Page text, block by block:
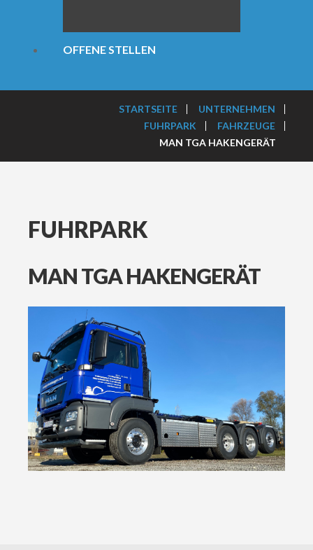
OFFENE STELLEN
STARTSEITE
UNTERNEHMEN
FUHRPARK
FAHRZEUGE
MAN TGA HAKENGERÄT
FUHRPARK
MANTGAHAKENGERÄT